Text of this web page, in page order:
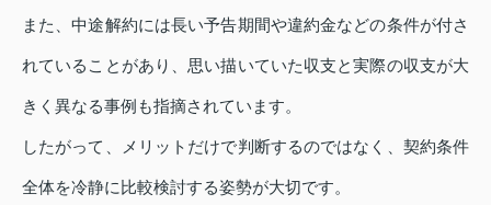
また、中途解約には長い予告期間や違約金などの条件が付さ
れていることがあり、思い描いていた収支と実際の収支が大
きく異なる事例も指摘されています。
したがって、メリットだけで判断するのではなく、契約条件
全体を冷静に比較検討する姿勢が大切です。